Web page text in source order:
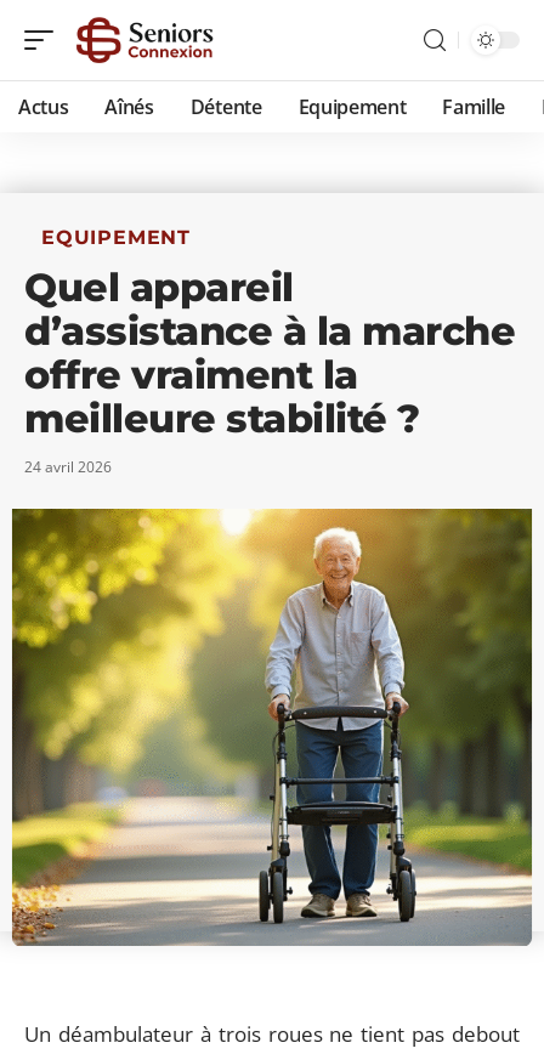
Actus Aînés Détente Equipement Famille
EQUIPEMENT
Quel appareil
d’assistance à la marche
offre vraiment la
meilleure stabilité ?
24 avril 2026
Un déambulateur à trois roues ne tient pas debout